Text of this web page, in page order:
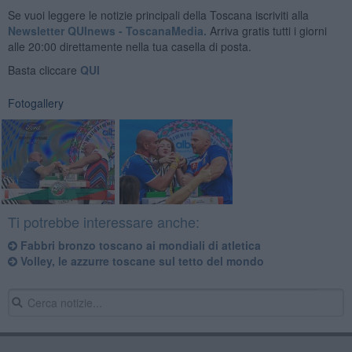
Se vuoi leggere le notizie principali della Toscana iscriviti alla
Newsletter QUInews - ToscanaMedia. Arriva gratis tutti i giorni
alle 20:00 direttamente nella tua casella di posta.
Basta cliccare QUI
Fotogallery
Ti potrebbe interessare anche:
Fabbri bronzo toscano ai mondiali di atletica
Volley, le azzurre toscane sul tetto del mondo